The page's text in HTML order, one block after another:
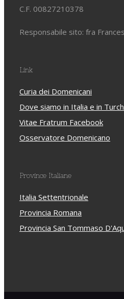
C.F. 00827210378
Responsabile sito: fra
Link
Curia dei Domenicani
Dove siamo in Italia e in
Vitae Fratrum Facebook
Osservatore Domenicano
Province Italiane
Italia Settentrionale
Provincia Romana
Provincia San Tommaso